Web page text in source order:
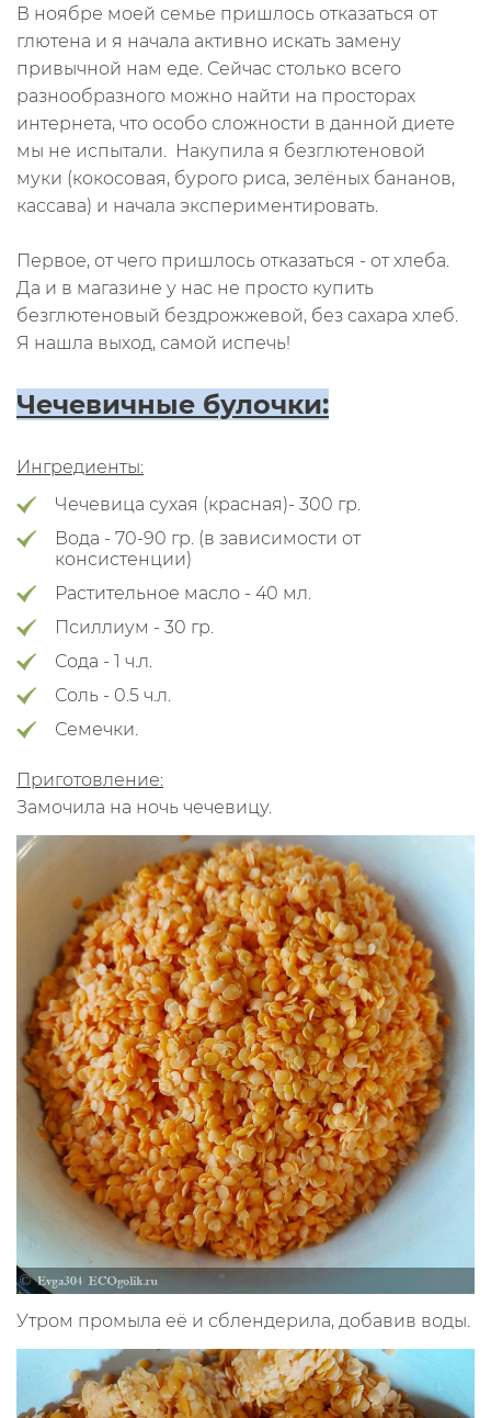
В ноябре моей семье пришлось отказаться от
глютена и я начала активно искать замену
привычной нам еде. Сейчас столько всего
разнообразного можно найти на просторах
интернета, что особо сложности в данной диете
мы не испытали.
Накупила я безглютеновой
муки (кокосовая, бурого риса, зелёных бананов,
кассава) и начала экспериментировать.
Первое, от чего пришлось отказаться - от хлеба.
Да и в магазине у нас не просто купить
безглютеновый бездрожжевой, без сахара хлеб.
Я нашла выход, самой испечь!
Чечевичные булочки:
Ингредиенты:
Чечевица сухая (красная)- 300 гр.
Вода - 70-90 гр. (в зависимости от
консистенции)
Растительное масло - 40 мл.
Псиллиум - 30 гр.
Сода - 1 ч.л.
Соль - 0.5 ч.л.
Семечки.
Приготовление:
Замочила на ночь чечевицу.
Утром промыла её и сблендерила, добавив воды.